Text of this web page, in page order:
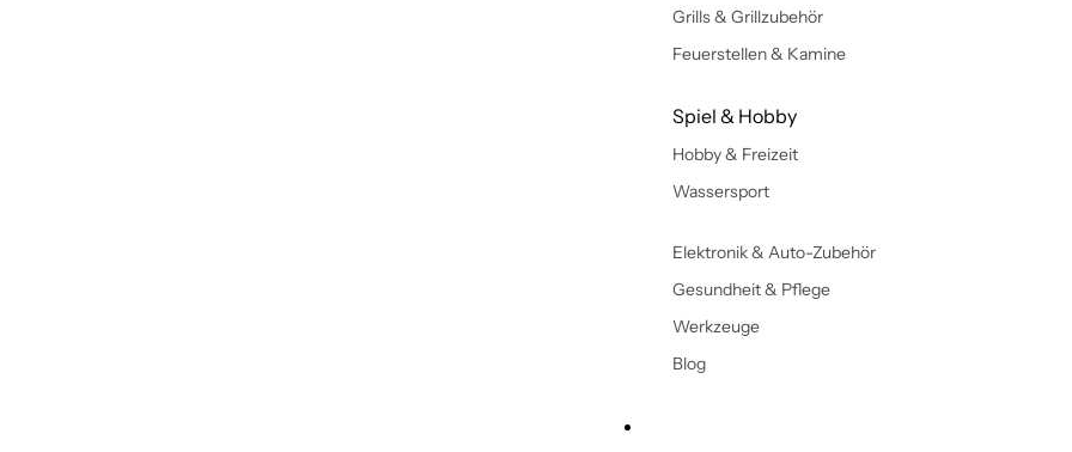
Grills & Grillzubehör
Feuerstellen & Kamine
Spiel & Hobby
Hobby & Freizeit
Wassersport
Elektronik & Auto-Zubehör
Gesundheit & Pflege
Werkzeuge
Blog